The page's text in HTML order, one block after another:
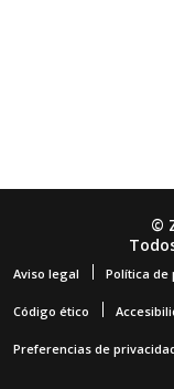
©
Aviso legal Política de
Código ético
Preferencias de